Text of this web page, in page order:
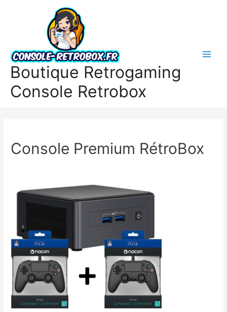
Boutique Retrogaming
Console Retrobox
Console Premium RétroBox